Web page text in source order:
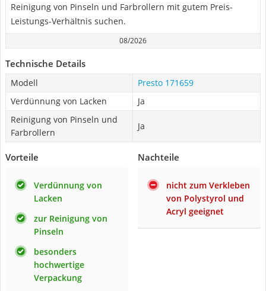
Reinigung von Pinseln und Farbrollern mit gutem Preis-
Leistungs-Verhältnis suchen.
08/2026
Technische Details
Modell
Presto 171659
Verdünnung von Lacken
Ja
Reinigung von Pinseln und
Farbrollern
Ja
Vorteile
Verdünnung von
Lacken
zur Reinigung von
Pinseln
besonders
hochwertige
Verpackung
Nachteile
nicht zum Verkleben
von Polystyrol und
Acryl geeignet